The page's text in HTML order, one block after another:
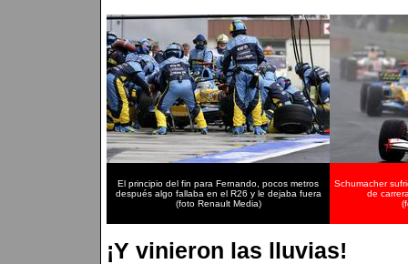
El principio del fin para Fernando, pocos metros
después algo fallaba en el R26 y le dejaba fuera
(foto Renault Media)
Schumacher
de
¡Y vinieron las lluvias!